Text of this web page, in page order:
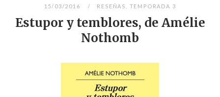
15/03/2016 RESEÑAS TEMPORADA 3
Estupor y temblores, de Amélie
Nothomb